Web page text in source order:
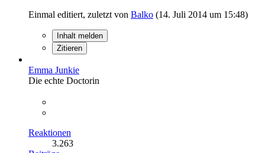
Einmal editiert, zuletzt von Balko (14. Juli 2014 um 15:48)
Inhalt melden
Zitieren
Emma Junkie
Die echte Doctorin
Reaktionen
3.263